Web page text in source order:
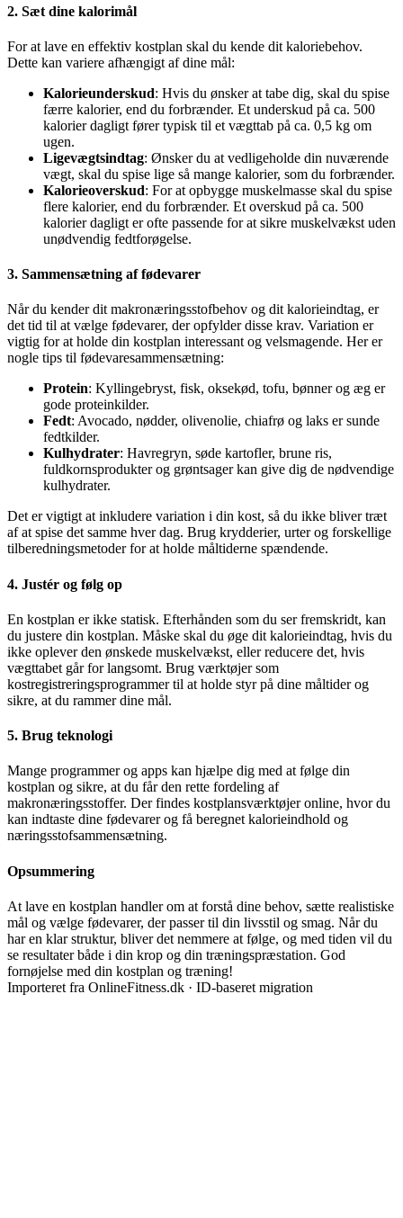
2. Sæt dine kalorimål
For at lave en effektiv kostplan skal du kende dit kaloriebehov.
Dette kan variere afhængigt af dine mål:
Kalorieunderskud: Hvis du ønsker at tabe dig, skal du spise
færre kalorier, end du forbrænder. Et underskud på ca. 500
kalorier dagligt fører typisk til et vægttab på ca. 0,5 kg om
ugen.
Ligevægtsindtag: Ønsker du at vedligeholde din nuværende
vægt, skal du spise lige så mange kalorier, som du forbrænder.
Kalorieoverskud: For at opbygge muskelmasse skal du spise
flere kalorier, end du forbrænder. Et overskud på ca. 500
kalorier dagligt er ofte passende for at sikre muskelvækst uden
unødvendig fedtforøgelse.
3. Sammensætning af fødevarer
Når du kender dit makronæringsstofbehov og dit kalorieindtag, er
det tid til at vælge fødevarer, der opfylder disse krav. Variation er
vigtig for at holde din kostplan interessant og velsmagende. Her er
nogle tips til fødevaresammensætning:
Protein: Kyllingebryst, fisk, oksekød, tofu, bønner og æg er
gode proteinkilder.
Fedt: Avocado, nødder, olivenolie, chiafrø og laks er sunde
fedtkilder.
Kulhydrater: Havregryn, søde kartofler, brune ris,
fuldkornsprodukter og grøntsager kan give dig de nødvendige
kulhydrater.
Det er vigtigt at inkludere variation i din kost, så du ikke bliver træt
af at spise det samme hver dag. Brug krydderier, urter og forskellige
tilberedningsmetoder for at holde måltiderne spændende.
4. Justér og følg op
En kostplan er ikke statisk. Efterhånden som du ser fremskridt, kan
du justere din kostplan. Måske skal du øge dit kalorieindtag, hvis du
ikke oplever den ønskede muskelvækst, eller reducere det, hvis
vægttabet går for langsomt. Brug værktøjer som
kostregistreringsprogrammer til at holde styr på dine måltider og
sikre, at du rammer dine mål.
5. Brug teknologi
Mange programmer og apps kan hjælpe dig med at følge din
kostplan og sikre, at du får den rette fordeling af
makronæringsstoffer. Der findes kostplansværktøjer online, hvor du
kan indtaste dine fødevarer og få beregnet kalorieindhold og
næringsstofsammensætning.
Opsummering
At lave en kostplan handler om at forstå dine behov, sætte realistiske
mål og vælge fødevarer, der passer til din livsstil og smag. Når du
har en klar struktur, bliver det nemmere at følge, og med tiden vil du
se resultater både i din krop og din træningspræstation. God
fornøjelse med din kostplan og træning!
Importeret fra OnlineFitness.dk · ID-baseret migration